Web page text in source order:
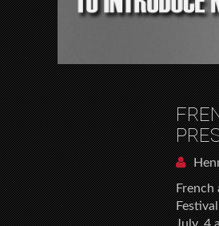
French
July, 4